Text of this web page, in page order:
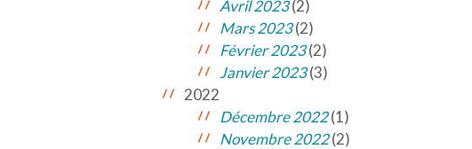
Avril 2023(2)
Mars 2023(2)
Février 2023(2)
Janvier 2023(3)
2022
Décembre 2022(1)
Novembre 2022(2)